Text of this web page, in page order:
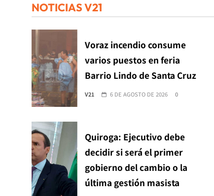
NOTICIAS V21
Voraz incendio consume
varios puestos en feria
Barrio Lindo de Santa Cruz
V21 6 DE AGOSTO DE 2026 0
Quiroga: Ejecutivo debe
decidir si será el primer
gobierno del cambio o la
última gestión masista